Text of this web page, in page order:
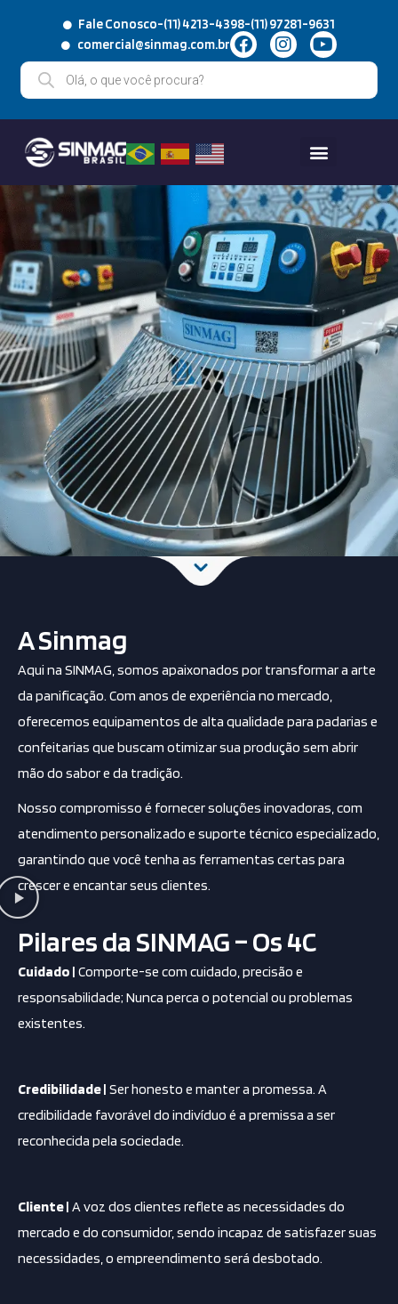
Fale Conosco-(11) 4213-4398-(11) 97281-9631
comercial@sinmag.com.br
A Sinmag
Aqui na SINMAG, somos apaixonados por transformar a arte
da panificação. Com anos de experiência no mercado,
oferecemos equipamentos de alta qualidade para padarias e
confeitarias que buscam otimizar sua produção sem abrir
mão do sabor e da tradição.
Nosso compromisso é fornecer soluções inovadoras, com
atendimento personalizado e suporte técnico especializado,
garantindo que você tenha as ferramentas certas para
crescer e encantar seus clientes.
Pilares da SINMAG – Os 4C
Cuidado | Comporte-se com cuidado, precisão e
responsabilidade; Nunca perca o potencial ou problemas
existentes.
Credibilidade | Ser honesto e manter a promessa. A
credibilidade favorável do indivíduo é a premissa a ser
reconhecida pela sociedade.
Cliente | A voz dos clientes reflete as necessidades do
mercado e do consumidor, sendo incapaz de satisfazer suas
necessidades, o empreendimento será desbotado.